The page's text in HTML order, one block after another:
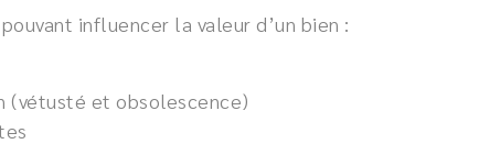
influencer la valeur d’un bien :
(vétusté et obsolescence)